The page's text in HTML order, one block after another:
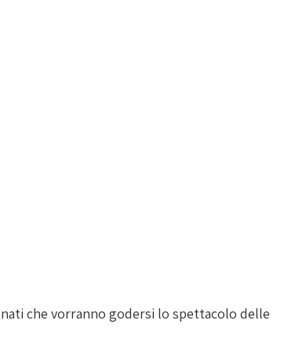
che vorranno godersi lo spettacolo delle